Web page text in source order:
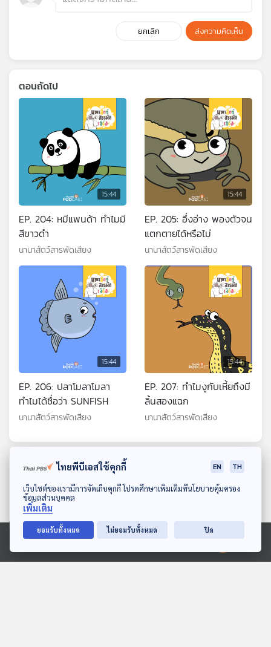
ดาวน์โหลด Thai PBS Podcast Application
Ⓒ 2020 องค์การกระจายเสียงและแพร่ภาพสาธารณะแห่งประเทศไทย
ยกเลิก ส่งความคิดเห็น
ตอนถัดไป
15:44
EP. 204: หมีแพนด้า ทำไมมี
สีขาวดำ
นานาสัตว์สารพัดเสียง
15:44
EP. 205: อึ่งอ่าง พองตัวจน
แตกตายได้หรือไม่
นานาสัตว์สารพัดเสียง
15:44
EP. 206: ปลาโมลาโมลา
ทำไมได้ชื่อว่า SUNFISH
นานาสัตว์สารพัดเสียง
15:44
EP. 207: ทำไมงูกับเหี้ยถึงมี
ลิ้นสองแฉก
นานาสัตว์สารพัดเสียง
ตอนที่เกี่ยวข้องไทยพีบีเอสใช้คุกกี้ EN TH
เว็บไซต์ของเรามีการจัดเก็บคุกกี้ โปรดศึกษาเพิ่มเติมที่นโยบายคุ้มครอง
ข้อมูลส่วนบุคคล
เพิ่มเติม
ยอมรับทั้งหมด ไม่ยอมรับทั้งหมด ปิด